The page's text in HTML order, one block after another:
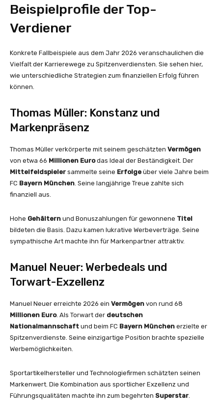
Beispielprofile der Top-
Verdiener
Konkrete Fallbeispiele aus dem Jahr 2026 veranschaulichen die
Vielfalt der Karrierewege zu Spitzenverdiensten. Sie sehen hier,
wie unterschiedliche Strategien zum finanziellen Erfolg führen
können.
Thomas Müller: Konstanz und
Markenpräsenz
Thomas Müller verkörperte mit seinem geschätzten Vermögen
von etwa 66 Millionen Eurodas Ideal der Beständigkeit. Der
Mittelfeldspieler sammelte seine Erfolge über viele Jahre beim
FC Bayern München . Seine langjährige Treue zahlte sich
finanziell aus.
Hohe Gehältern und Bonuszahlungen für gewonnene Titel
bildeten die Basis. Dazu kamen lukrative Werbeverträge. Seine
sympathische Art machte ihn für Markenpartner attraktiv.
Manuel Neuer: Werbedeals und
Torwart-Exzellenz
Manuel Neuer erreichte 2026 ein Vermögen von rund 68
Millionen Euro. Als Torwart der deutschen
Nationalmannschaft und beim FC Bayern München erzielte er
Spitzenverdienste. Seine einzigartige Position brachte spezielle
Werbemöglichkeiten.
Sportartikelhersteller und Technologiefirmen schätzten seinen
Markenwert. Die Kombination aus sportlicher Exzellenz und
Führungsqualitäten machte ihn zum begehrten Superstar